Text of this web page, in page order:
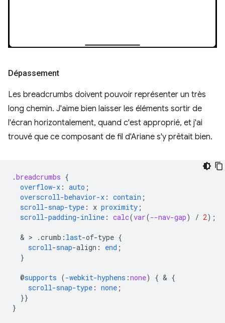
Dépassement
Les breadcrumbs doivent pouvoir représenter un très
long chemin. J'aime bien laisser les éléments sortir de
l'écran horizontalement, quand c'est approprié, et j'ai
trouvé que ce composant de fil d'Ariane s'y prêtait bien.
.breadcrumbs {
overflow-x : auto ;
overscroll-behavior-x : contain ;
scroll-snap-type : x proximity ;
scroll-padding-inline : calc(var(--nav-gap) / 2);
  & >
.crumb : last-of-type {
scroll-snap-align : end ;
}
@supports (-webkit-hyphens :none) { & {
scroll-snap-type : none ;
}}
}